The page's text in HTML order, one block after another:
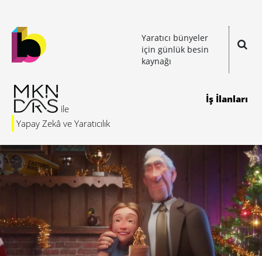
Yaratıcı bünyeler
için günlük besin
kaynağı
Yapay Zekâ ve Yaratıcılık
İş İlanları